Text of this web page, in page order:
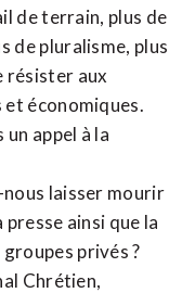
de terrain, plus de
de pluralisme, plus
résister aux
économiques.
un appel à la
laisser mourir
ainsi que la
privés ?
Chrétien,